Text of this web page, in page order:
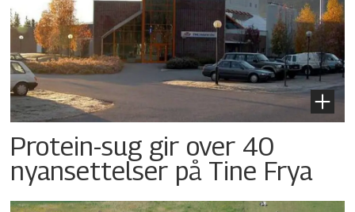
Protein-sug gir over 40
nyansettelser på Tine Frya